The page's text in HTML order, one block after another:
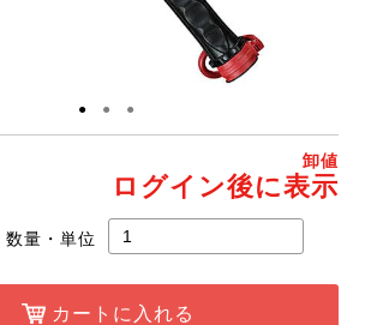
● ● ●
卸値
ログイン後に表示
数量・単位
カートに入れる